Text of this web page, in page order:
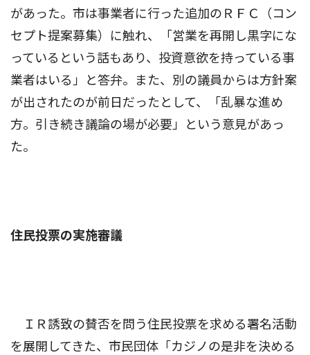
があった。市は事業者に行った追加のＲＦＣ（コン
セプト提案募集）に触れ、「営業を再開し黒字にな
っているという話もあり、投資意欲を持っている事
業者はいる」と答弁。また、別の議員からは方針案
が出されたのが前日だったとして、「乱暴な進め
方。引き続き議論の場が必要」という意見があっ
た。
住民投票の実施審議
ＩＲ誘致の賛否を問う住民投票を求める署名活動
を展開してきた、市民団体「カジノの是非を決める